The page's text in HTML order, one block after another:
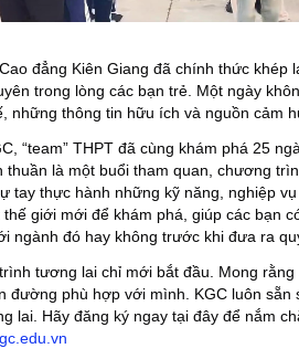
đẳng Kiên Giang đã chính thức khép
trong lòng các bạn trẻ. Một ngày
những thông tin hữu ích và nguồn cảm
“team” THPT đã cùng khám phá 25
là một buổi tham quan, chương
tay thực hành những kỹ năng, nghiệp
giới mới để khám phá, giúp các bạn
ngành đó hay không trước khi đưa ra
tương lai chỉ mới bắt đầu. Mong
đường phù hợp với mình. KGC luôn sẵn
lai. Hãy đăng ký ngay tại đây để nắm